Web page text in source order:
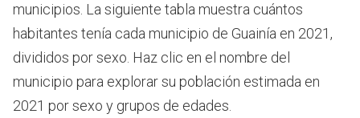
municipios. La siguiente tabla muestra cuántos
habitantes tenía cada municipio de Guainía en 2021,
divididos por sexo. Haz clic en el nombre del
municipio para explorar su población estimada en
2021 por sexo y grupos de edades.